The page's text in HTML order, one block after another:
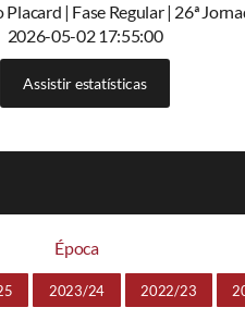
| Fase Regular | 26ª
2026-05-02 17:55:00
Assistir estatísticas
Época
2023/24 2022/23